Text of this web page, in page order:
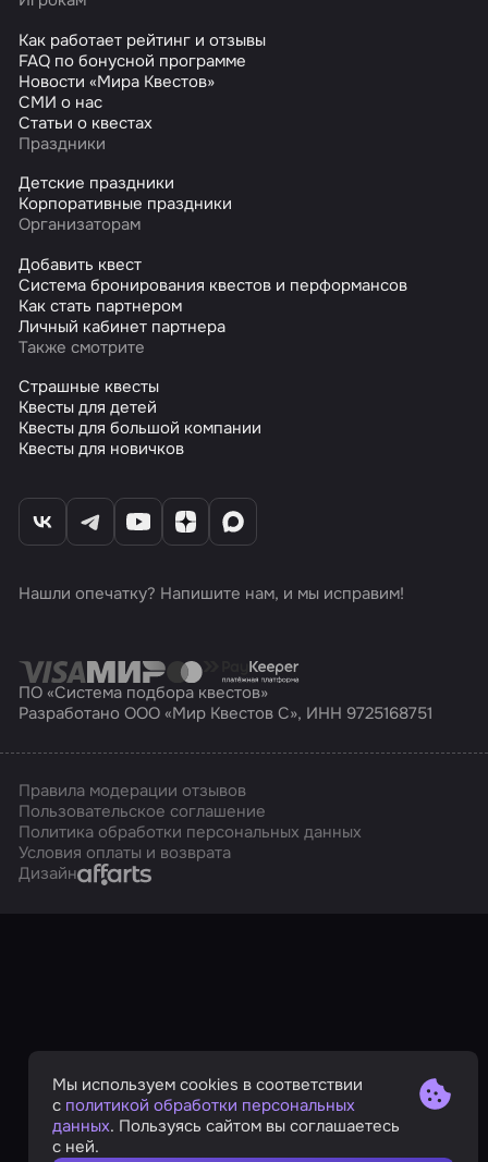
Как работает рейтинг и отзывы
FAQ по бонусной программе
Новости «Мира Квестов»
СМИ о нас
Статьи о квестах
Праздники
Детские праздники
Корпоративные праздники
Организаторам
Добавить квест
Система бронирования квестов и перформансов
Как стать партнером
Личный кабинет партнера
Также смотрите
Страшные квесты
Квесты для детей
Квесты для большой компании
Квесты для новичков
Нашли опечатку? Напишите нам, и мы исправим!
ПО «Система подбора квестов»
Разработано ООО «Мир Квестов С», ИНН 9725168751
Правила модерации отзывов
Пользовательское соглашение
Политика обработки персональных данных
Условия оплаты и возврата
ДизайнAffarts
Мы используем cookies в соответствии
с политикой обработки персональных
данных. Пользуясь сайтом вы соглашаетесь
с ней.